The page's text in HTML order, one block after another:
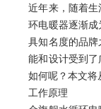
近年来，随着生
环电暖器逐渐成
具知名度的品
能和设计受到
如何呢？本文将
工作原理